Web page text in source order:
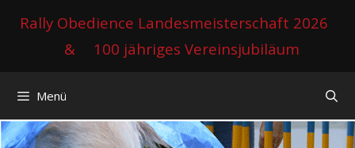
InhaltRally Obedience Landesmeisterschaft 2026
&
100 jähriges Vereinsjubiläum
Menü